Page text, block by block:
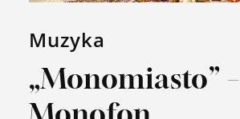
Muzyka
„Monomiasto” –